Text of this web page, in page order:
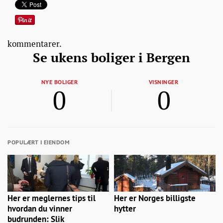
kommentarer.
Se ukens boliger i Bergen
NYE BOLIGER
0
VISNINGER
0
POPULÆRT I EIENDOM
Her er meglernes tips til
hvordan du vinner
budrunden: Slik
Her er Norges billigste
hytter